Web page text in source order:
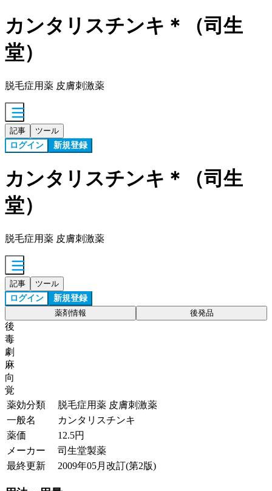
カンタリスチンキ＊（司生
堂）
脱毛症用薬 皮膚刺激薬
記事 ツール
ログイン 新規登録
カンタリスチンキ＊（司生
堂）
脱毛症用薬 皮膚刺激薬
記事 ツール
ログイン 新規登録
薬剤情報 後発品
後
毒
劇
麻
向
覚
薬効分類
脱毛症用薬 皮膚刺激薬
一般名
カンタリスチンキ
薬価
12.5円
メーカー
司生堂製薬
最終更新
2009年05月改訂(第2版)